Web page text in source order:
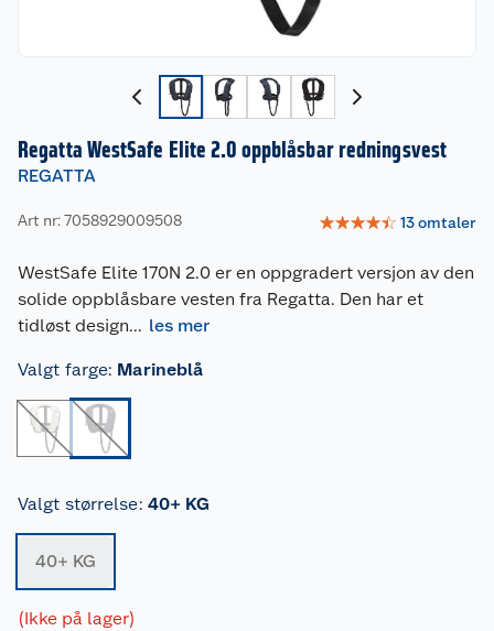
Regatta WestSafe Elite 2.0 oppblåsbar redningsvest
REGATTA
Art nr: 7058929009508 ☆☆☆☆☆ 13omtaler
WestSafe Elite 170N 2.0 er en oppgradert versjon av den
solide oppblåsbare vesten fra Regatta. Den har et
tidløst design... les mer
Valgt farge: Marineblå
Valgt størrelse: 40+ KG
40+ KG
(Ikke på lager)